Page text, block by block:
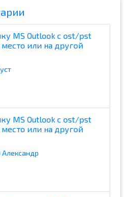
MS Outlook с ost/pst
или на другой
MS Outlook с ost/pst
или на другой